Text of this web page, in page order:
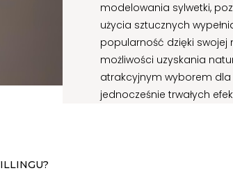
modelowania sylwetki,
użycia sztucznych
popularność dzięki swojej
możliwości uzyskania
atrakcyjnym wyborem
jednocześnie trwałych